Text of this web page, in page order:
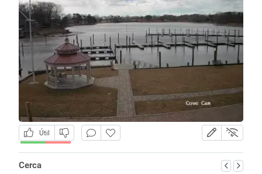
Útil
Cerca